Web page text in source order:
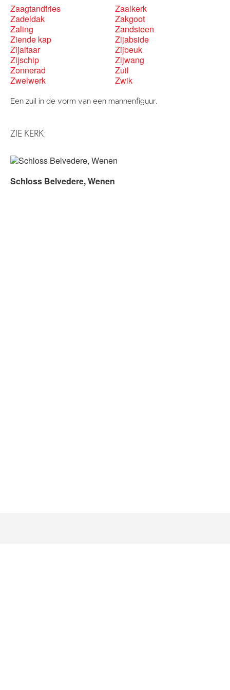
Zaagtandfries
Zaalkerk
Zadeldak
Zakgoot
Zaling
Zandsteen
Ziende kap
Zijabside
Zijaltaar
Zijbeuk
Zijschip
Zijwang
Zonnerad
Zuil
Zwelwerk
Zwik
Een zuil in de vorm van een mannenfiguur.
ZIE KERK:
Schloss Belvedere, Wenen